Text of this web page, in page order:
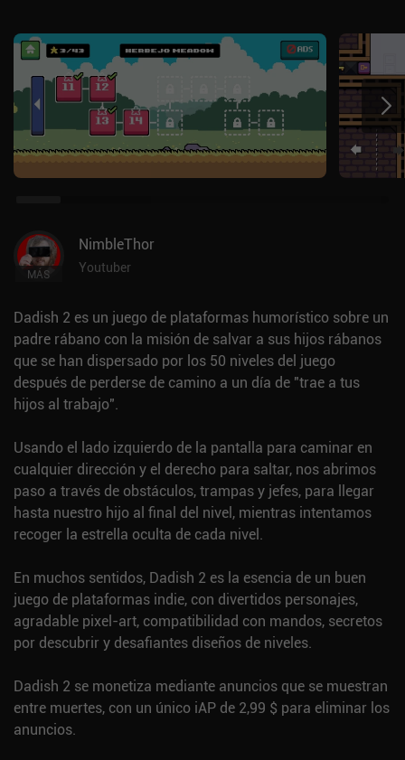
MÁS
NimbleThor
Youtuber
Dadish 2 es un juego de plataformas humorístico sobre un
padre rábano con la misión de salvar a sus hijos rábanos
que se han dispersado por los 50 niveles del juego
después de perderse de camino a un día de "trae a tus
hijos al trabajo".
Usando el lado izquierdo de la pantalla para caminar en
cualquier dirección y el derecho para saltar, nos abrimos
paso a través de obstáculos, trampas y jefes, para llegar
hasta nuestro hijo al final del nivel, mientras intentamos
recoger la estrella oculta de cada nivel.
En muchos sentidos, Dadish 2 es la esencia de un buen
juego de plataformas indie, con divertidos personajes,
agradable pixel-art, compatibilidad con mandos, secretos
por descubrir y desafiantes diseños de niveles.
Dadish 2 se monetiza mediante anuncios que se muestran
entre muertes, con un único iAP de 2,99 $ para eliminar los
anuncios.